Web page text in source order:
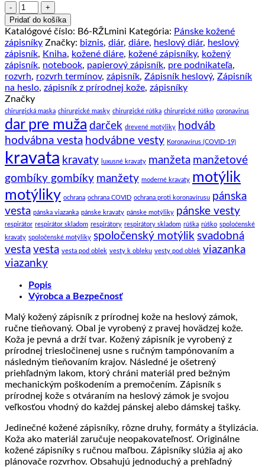
množstvo
Malý
kožený
zápisník
z
prírodnej
kože
na
heslový
zámok,
tieňovaný,
žltá
Pridať do košíka
Katalógové číslo: B6-RŽLmini Kategória: Pánske kožené
zápisníky Značky: biznis, diár, diáre, heslový diár, heslový
zápisník, Kniha, kožené diáre, kožené zápisníky, kožený
zápisník, notebook, papierový zápisník, pre podnikateľa,
rozvrh, rozvrh termínov, zápisník, Zápisník heslový, Zápisník
na heslo, zápisník z prírodnej kože, zápisníky
Značky
chirurgická maska chirurgické masky chirurgické rúška chirurgické rúško coronavirus
dar pre muža darček drevené motýliky
hodváb
hodvábna vesta hodvábne vesty Koronavírus (COVID-19)
kravata kravaty luxusné kravaty manžeta manžetové
gombíky gombíky manžety moderné kravaty motýlik
motýliky ochrana ochrana COVID ochrana proti koronavírusu pánska
vesta pánska viazanka pánske kravaty pánske motýliky pánske vesty
respirátor respirátor skladom respirátory respirátory skladom rúška rúško spoloćenské
kravaty spoločenské motýliky spoločenský motýlik svadobná
vesta vesta vesta pod oblek vesty k obleku vesty pod oblek viazanka
viazanky
Popis
Výrobca a Bezpečnosť
Malý kožený zápisník z prírodnej kože na heslový zámok,
ručne tieňovaný. Obal je vyrobený z pravej hovädzej kože.
Koža je pevná a drží tvar. Kožený zápisník je vyrobený z
prírodnej triesločinenej usne s ručným tampónovaním a
následným tieňovaním krajov. Následné je ošetrený
priehľadným lakom, ktorý chráni materiál pred bežným
mechanickým poškodením a premočením. Zápisník s
prírodnej kože s otváraním na heslový zámok je svojou
veľkosťou vhodný do každej pánskej alebo dámskej tašky.
Jedinečné kožené zápisníky, rôzne druhy, formáty a štylizácia.
Koža ako materiál zaručuje neopakovateľnosť. Originálne
kožené zápisníky s ručnou maľbou. Zápisníky slúžia aj ako
plánovače rozvrhov. Obsahujú jednoduchý a prehľadný